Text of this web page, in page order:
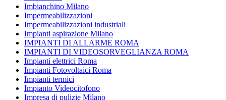
Imbianchino Milano
Impermeabilizzazioni
Impermeabilizzazioni industriali
Impianti aspirazione Milano
IMPIANTI DI ALLARME ROMA
IMPIANTI DI VIDEOSORVEGLIANZA ROMA
Impianti elettrici Roma
Impianti Fotovoltaici Roma
Impianti termici
Impianto Videocitofono
Impresa di pulizie Milano